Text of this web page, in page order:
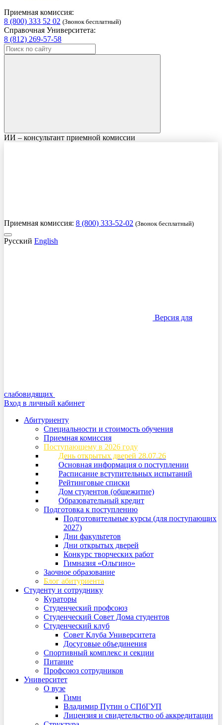
Приемная комиссия:
8 (800) 333 52 02 (Звонок бесплатный)
Справочная Университета:
8 (812) 269-57-58
ИИ – консультант приемной комиссии
Приемная комиссия: 8 (800) 333-52-02 (Звонок бесплатный)
Русский English
Версия для
слабовидящих
Вход в личный кабинет
Абитуриенту
Специальности и стоимость обучения
Приемная комиссия
Поступающему в 2026 году
День открытых дверей 28.07.26
Основная информация о поступлении
Расписание вступительных испытаний
Рейтинговые списки
Дом студентов (общежитие)
Образовательный кредит
Подготовка к поступлению
Подготовительные курсы (для поступающих
2027)
Дни факультетов
Дни открытых дверей
Конкурс творческих работ
Гимназия «Ольгино»
Заочное образование
Блог абитуриента
Студенту и сотруднику
Кураторы
Студенческий профсоюз
Студенческий Совет Дома студентов
Студенческий клуб
Совет Клуба Университета
Досуговые объединения
Спортивный комплекс и секции
Питание
Профсоюз сотрудников
Университет
О вузе
Гимн
Владимир Путин о СПбГУП
Лицензия и свидетельство об аккредитации